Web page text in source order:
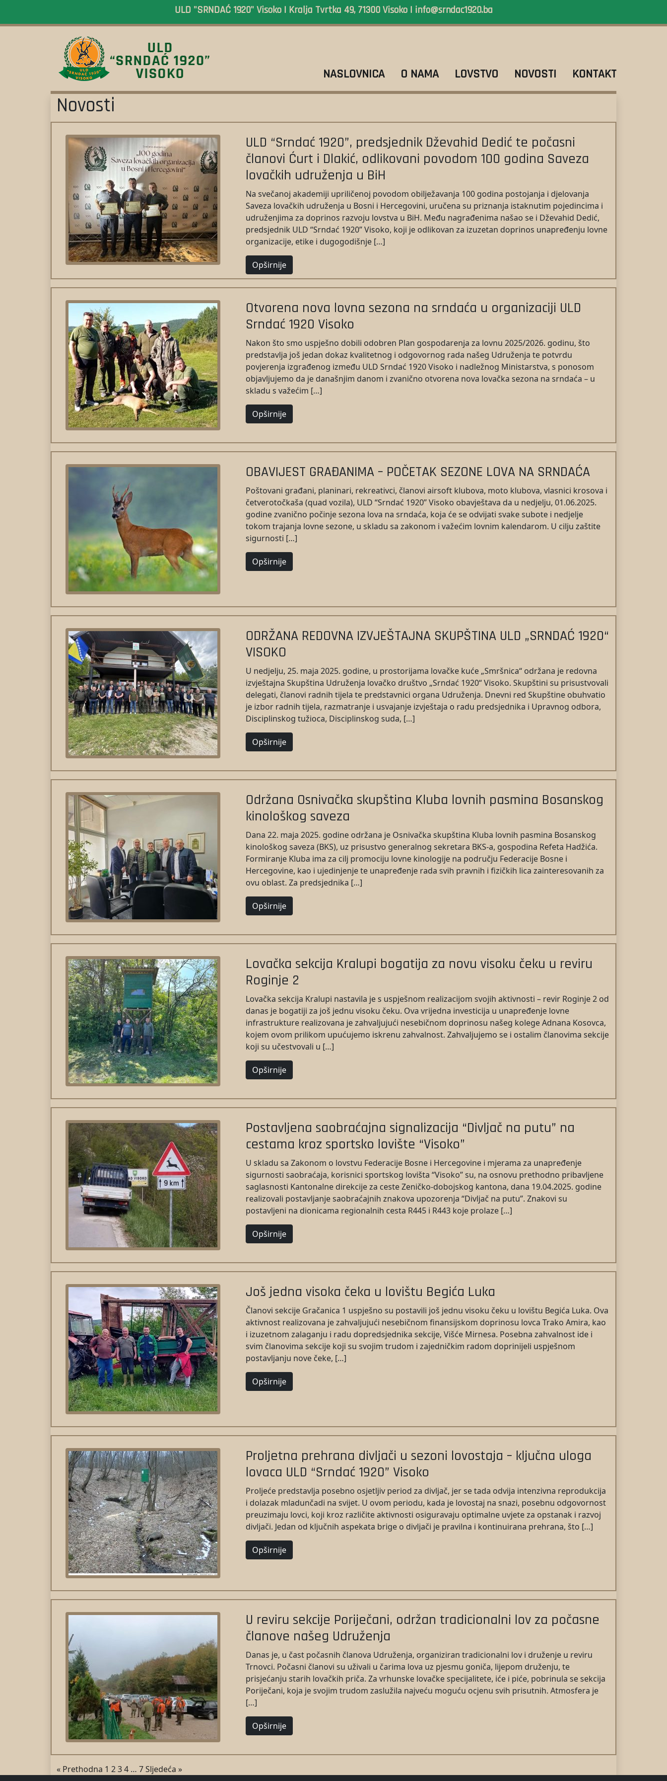
ULD "SRNDAĆ 1920" Visoko | Kralja Tvrtka 49, 71300 Visoko | info@srndac1920.ba
NASLOVNICA O NAMA LOVSTVO NOVOSTI KONTAKT
Novosti
ULD “Srndać 1920”, predsjednik Dževahid Dedić te počasni
članovi Ćurt i Dlakić, odlikovani povodom 100 godina Saveza
lovačkih udruženja u BiH
Na svečanoj akademiji upriličenoj povodom obilježavanja 100 godina postojanja i djelovanja
Saveza lovačkih udruženja u Bosni i Hercegovini, uručena su priznanja istaknutim pojedincima i
udruženjima za doprinos razvoju lovstva u BiH. Među nagrađenima našao se i Dževahid Dedić,
predsjednik ULD “Srndać 1920” Visoko, koji je odlikovan za izuzetan doprinos unapređenju lovne
organizacije, etike i dugogodišnje […]
Opširnije
Otvorena nova lovna sezona na srndaća u organizaciji ULD
Srndać 1920 Visoko
Nakon što smo uspješno dobili odobren Plan gospodarenja za lovnu 2025/2026. godinu, što
predstavlja još jedan dokaz kvalitetnog i odgovornog rada našeg Udruženja te potvrdu
povjerenja izgrađenog između ULD Srndać 1920 Visoko i nadležnog Ministarstva, s ponosom
objavljujemo da je današnjim danom i zvanično otvorena nova lovačka sezona na srndaća – u
skladu s važećim […]
Opširnije
OBAVIJEST GRAĐANIMA – POČETAK SEZONE LOVA NA SRNDAĆA
Poštovani građani, planinari, rekreativci, članovi airsoft klubova, moto klubova, vlasnici krosova i
četverotočkaša (quad vozila), ULD “Srndać 1920” Visoko obavještava da u nedjelju, 01.06.2025.
godine zvanično počinje sezona lova na srndaća, koja će se odvijati svake subote i nedjelje
tokom trajanja lovne sezone, u skladu sa zakonom i važećim lovnim kalendarom. U cilju zaštite
sigurnosti […]
Opširnije
ODRŽANA REDOVNA IZVJEŠTAJNA SKUPŠTINA ULD „SRNDAĆ 1920“
VISOKO
U nedjelju, 25. maja 2025. godine, u prostorijama lovačke kuće „Smršnica“ održana je redovna
izvještajna Skupština Udruženja lovačko društvo „Srndać 1920“ Visoko. Skupštini su prisustvovali
delegati, članovi radnih tijela te predstavnici organa Udruženja. Dnevni red Skupštine obuhvatio
je izbor radnih tijela, razmatranje i usvajanje izvještaja o radu predsjednika i Upravnog odbora,
Disciplinskog tužioca, Disciplinskog suda, […]
Opširnije
Održana Osnivačka skupština Kluba lovnih pasmina Bosanskog
kinološkog saveza
Dana 22. maja 2025. godine održana je Osnivačka skupština Kluba lovnih pasmina Bosanskog
kinološkog saveza (BKS), uz prisustvo generalnog sekretara BKS-a, gospodina Refeta Hadžića.
Formiranje Kluba ima za cilj promociju lovne kinologije na području Federacije Bosne i
Hercegovine, kao i ujedinjenje te unapređenje rada svih pravnih i fizičkih lica zainteresovanih za
ovu oblast. Za predsjednika […]
Opširnije
Lovačka sekcija Kralupi bogatija za novu visoku čeku u reviru
Roginje 2
Lovačka sekcija Kralupi nastavila je s uspješnom realizacijom svojih aktivnosti – revir Roginje 2 od
danas je bogatiji za još jednu visoku čeku. Ova vrijedna investicija u unapređenje lovne
infrastrukture realizovana je zahvaljujući nesebičnom doprinosu našeg kolege Adnana Kosovca,
kojem ovom prilikom upućujemo iskrenu zahvalnost. Zahvaljujemo se i ostalim članovima sekcije
koji su učestvovali u […]
Opširnije
Postavljena saobraćajna signalizacija “Divljač na putu” na
cestama kroz sportsko lovište “Visoko”
U skladu sa Zakonom o lovstvu Federacije Bosne i Hercegovine i mjerama za unapređenje
sigurnosti saobraćaja, korisnici sportskog lovišta “Visoko” su, na osnovu prethodno pribavljene
saglasnosti Kantonalne direkcije za ceste Zeničko-dobojskog kantona, dana 19.04.2025. godine
realizovali postavljanje saobraćajnih znakova upozorenja “Divljač na putu”. Znakovi su
postavljeni na dionicama regionalnih cesta R445 i R443 koje prolaze […]
Opširnije
Još jedna visoka čeka u lovištu Begića Luka
Članovi sekcije Gračanica 1 uspješno su postavili još jednu visoku čeku u lovištu Begića Luka. Ova
aktivnost realizovana je zahvaljujući nesebičnom finansijskom doprinosu lovca Trako Amira, kao
i izuzetnom zalaganju i radu dopredsjednika sekcije, Višće Mirnesa. Posebna zahvalnost ide i
svim članovima sekcije koji su svojim trudom i zajedničkim radom doprinijeli uspješnom
postavljanju nove čeke, […]
Opširnije
Proljetna prehrana divljači u sezoni lovostaja – ključna uloga
lovaca ULD “Srndać 1920” Visoko
Proljeće predstavlja posebno osjetljiv period za divljač, jer se tada odvija intenzivna reprodukcija
i dolazak mladunčadi na svijet. U ovom periodu, kada je lovostaj na snazi, posebnu odgovornost
preuzimaju lovci, koji kroz različite aktivnosti osiguravaju optimalne uvjete za opstanak i razvoj
divljači. Jedan od ključnih aspekata brige o divljači je pravilna i kontinuirana prehrana, što […]
Opširnije
U reviru sekcije Poriječani, održan tradicionalni lov za počasne
članove našeg Udruženja
Danas je, u čast počasnih članova Udruženja, organiziran tradicionalni lov i druženje u reviru
Trnovci. Počasni članovi su uživali u čarima lova uz pjesmu goniča, lijepom druženju, te
prisjećanju starih lovačkih priča. Za vrhunske lovačke specijalitete, iće i piće, pobrinula se sekcija
Poriječani, koja je svojim trudom zaslužila najveću moguću ocjenu svih prisutnih. Atmosfera je
[…]
Opširnije
« Prethodna 1 234 … 7Sljedeća »